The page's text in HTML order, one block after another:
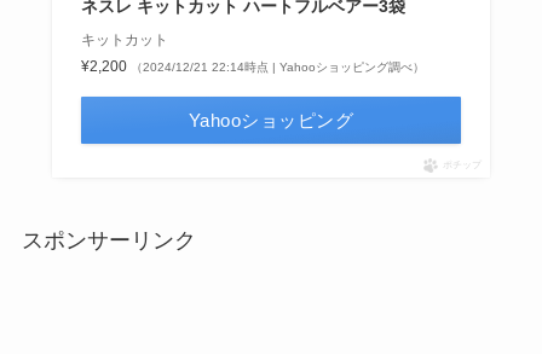
ネスレ キットカット ハートフルベアー3袋
キットカット
¥2,200
（2024/12/21 22:14時点 | Yahooショッピング調べ）
Yahooショッピング
ポチップ
スポンサーリンク